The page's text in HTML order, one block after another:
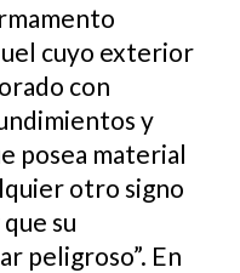
cuyo exterior
con
y
posea material
otro signo
su
peligroso”. En